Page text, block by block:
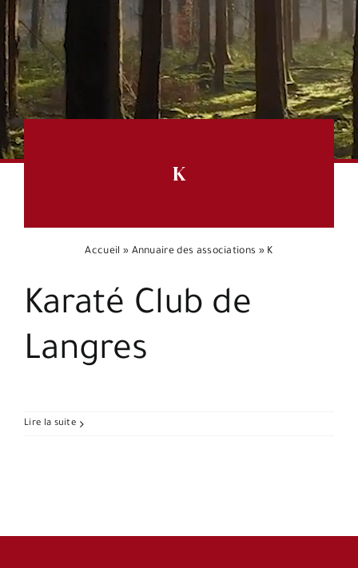
Espace citoyens
K
Accueil » Annuaire des associations » K
Karaté Club de
Langres
Lire la suite